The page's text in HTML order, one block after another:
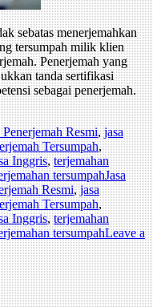
sebatas menerjemahkan
tersumpah milik klien
Penerjemah yang
tanda sertifikasi
sebagai penerjemah.
Penerjemah Resmi,jasa
Tersumpah,
Inggris,terjemahan
tersumpahJasa
Resmi,jasa
Tersumpah,
Inggris,terjemahan
tersumpahLeave a